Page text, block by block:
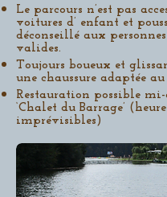
Le parcours n’est pas
voitures d’ enfant et
déconseillé aux
valides.
Toujours boueux et
une chaussure adaptée
Restauration possible
‘Chalet du Barrage’
imprévisibles)